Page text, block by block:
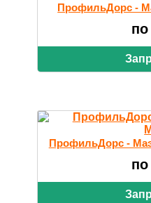
ПрофильДорс -
по
ПрофильДорс -
по